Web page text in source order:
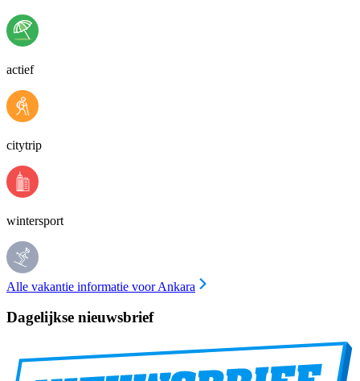
actief
citytrip
wintersport
Alle vakantie informatie voor Ankara
Dagelijkse nieuwsbrief